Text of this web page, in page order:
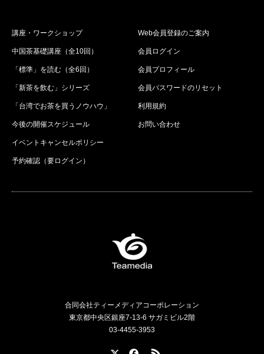
講座・ワークショップ
中国茶基礎講座（全10回）
「標準」を読む（全6回）
「新茶を飲む」シリーズ
「台湾でお茶を買うノウハウ」
今後の開催スケジュール
イベントキャンセルポリシー
予約確認（要ログイン）
Web会員登録のご案内
会員ログイン
会員プロフィール
会員パスワードのリセット
利用規約
お問い合わせ
合同会社ティーメディアコーポレーション
東京都中央区銀座7-13-6 サガミビル2階
03-4455-3953